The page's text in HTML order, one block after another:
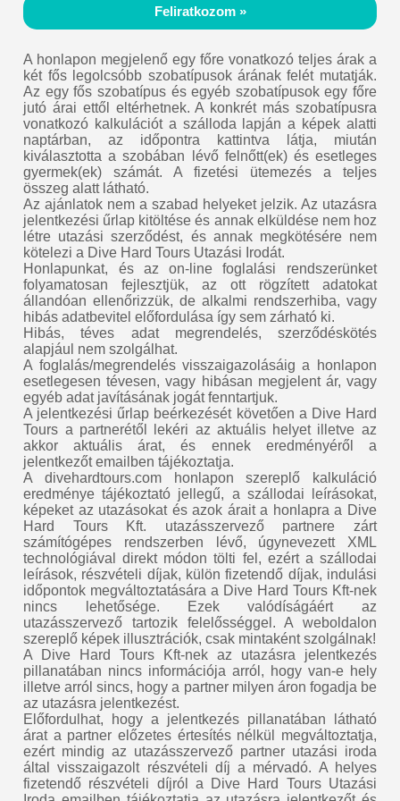
Feliratkozom »
A honlapon megjelenő egy főre vonatkozó teljes árak a
két fős legolcsóbb szobatípusok árának felét mutatják.
Az egy fős szobatípus és egyéb szobatípusok egy főre
jutó árai ettől eltérhetnek. A konkrét más szobatípusra
vonatkozó kalkulációt a szálloda lapján a képek alatti
naptárban, az időpontra kattintva látja, miután
kiválasztotta a szobában lévő felnőtt(ek) és esetleges
gyermek(ek) számát. A fizetési ütemezés a teljes
összeg alatt látható.
Az ajánlatok nem a szabad helyeket jelzik. Az utazásra
jelentkezési űrlap kitöltése és annak elküldése nem hoz
létre utazási szerződést, és annak megkötésére nem
kötelezi a Dive Hard Tours Utazási Irodát.
Honlapunkat, és az on-line foglalási rendszerünket
folyamatosan fejlesztjük, az ott rögzített adatokat
állandóan ellenőrizzük, de alkalmi rendszerhiba, vagy
hibás adatbevitel előfordulása így sem zárható ki.
Hibás, téves adat megrendelés, szerződéskötés
alapjául nem szolgálhat.
A foglalás/megrendelés visszaigazolásáig a honlapon
esetlegesen tévesen, vagy hibásan megjelent ár, vagy
egyéb adat javításának jogát fenntartjuk.
A jelentkezési űrlap beérkezését követően a Dive Hard
Tours a partnerétől lekéri az aktuális helyet illetve az
akkor aktuális árat, és ennek eredményéről a
jelentkezőt emailben tájékoztatja.
A divehardtours.com honlapon szereplő kalkuláció
eredménye tájékoztató jellegű, a szállodai leírásokat,
képeket az utazásokat és azok árait a honlapra a Dive
Hard Tours Kft. utazásszervező partnere zárt
számítógépes rendszerben lévő, úgynevezett XML
technológiával direkt módon tölti fel, ezért a szállodai
leírások, részvételi díjak, külön fizetendő díjak, indulási
időpontok megváltoztatására a Dive Hard Tours Kft-nek
nincs lehetősége. Ezek valódíságáért az
utazásszervező tartozik felelősséggel. A weboldalon
szereplő képek illusztrációk, csak mintaként szolgálnak!
A Dive Hard Tours Kft-nek az utazásra jelentkezés
pillanatában nincs információja arról, hogy van-e hely
illetve arról sincs, hogy a partner milyen áron fogadja be
az utazásra jelentkezést.
Előfordulhat, hogy a jelentkezés pillanatában látható
árat a partner előzetes értesítés nélkül megváltoztatja,
ezért mindig az utazásszervező partner utazási iroda
által visszaigazolt részvételi díj a mérvadó. A helyes
fizetendő részvételi díjról a Dive Hard Tours Utazási